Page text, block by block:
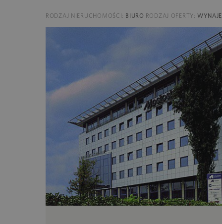
RODZAJ NIERUCHOMOŚCI: BIURO RODZAJ OFERTY: